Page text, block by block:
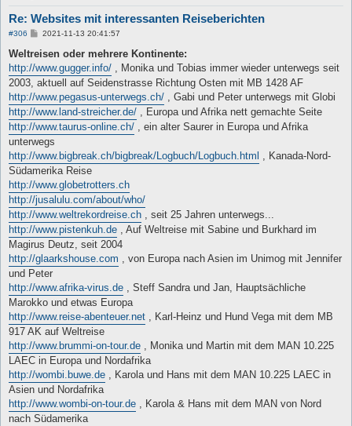
Re: Websites mit interessanten Reiseberichten
#306
B
i
r
a
g
2021-11-13 20:41:57
Weltreisen oder mehrere Kontinente:
http://www.gugger.info/ , Monika und Tobias immer wieder unterwegs seit
2003, aktuell auf Seidenstrasse Richtung Osten mit MB 1428 AF
http://www.pegasus-unterwegs.ch/ , Gabi und Peter unterwegs mit Globi
http://www.land-streicher.de/ , Europa und Afrika nett gemachte Seite
http://www.taurus-online.ch/ , ein alter Saurer in Europa und Afrika
unterwegs
http://www.bigbreak.ch/bigbreak/Logbuch/Logbuch.html , Kanada-Nord-
Südamerika Reise
http://www.globetrotters.ch
http://jusalulu.com/about/who/
http://www.weltrekordreise.ch , seit 25 Jahren unterwegs...
http://www.pistenkuh.de , Auf Weltreise mit Sabine und Burkhard im
Magirus Deutz, seit 2004
http://glaarkshouse.com , von Europa nach Asien im Unimog mit Jennifer
und Peter
http://www.afrika-virus.de , Steff Sandra und Jan, Hauptsächliche
Marokko und etwas Europa
http://www.reise-abenteuer.net , Karl-Heinz und Hund Vega mit dem MB
917 AK auf Weltreise
http://www.brummi-on-tour.de , Monika und Martin mit dem MAN 10.225
LAEC in Europa und Nordafrika
http://wombi.buwe.de , Karola und Hans mit dem MAN 10.225 LAEC in
Asien und Nordafrika
http://www.wombi-on-tour.de , Karola & Hans mit dem MAN von Nord
nach Südamerika